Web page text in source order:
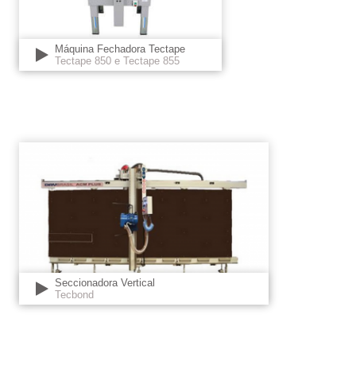
Máquina Fechadora Tectape
Tectape 850 e Tectape 855
Seccionadora Vertical
Tecbond